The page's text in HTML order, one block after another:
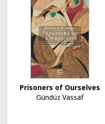
Prisoners of Ourselves
Gündüz Vassaf